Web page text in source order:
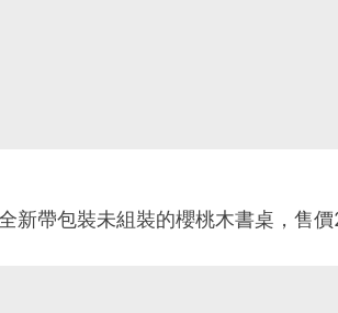
新帶包裝未組裝的櫻桃木書桌，售價